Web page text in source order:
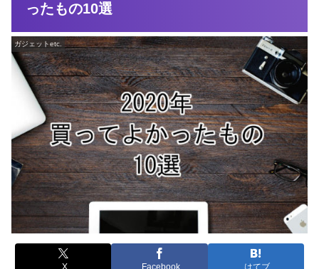
ったもの10選
ガジェットetc.